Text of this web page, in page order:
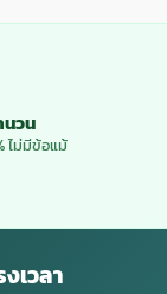
นวน
ไม่มีข้อแม้
เวลา